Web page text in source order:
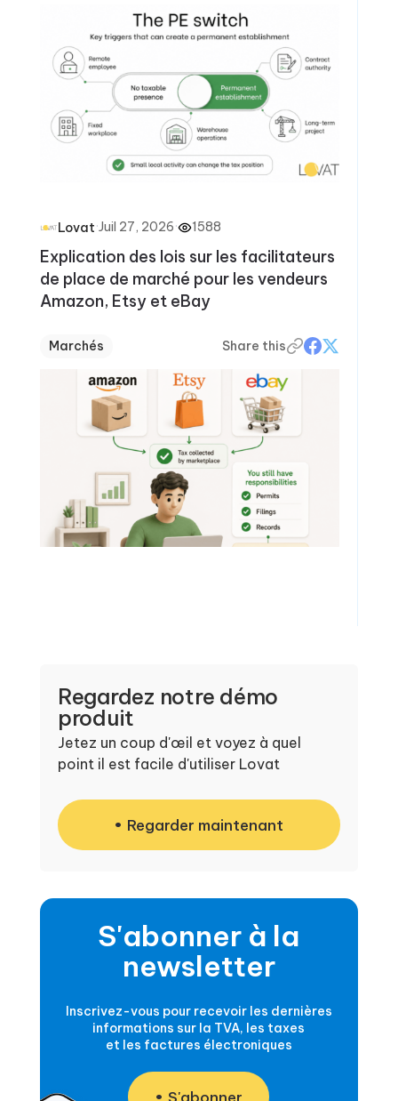
Lovat·Juil 27, 2026· 1588
Explication des lois sur les facilitateurs
de place de marché pour les vendeurs
Amazon, Etsy et eBay
Marchés Share this
Regardez notre démo
produit
Jetez un coup d'œil et voyez à quel
point il est facile d'utiliser Lovat
Regarder maintenant
S'abonner à la
newsletter
Inscrivez-vous pour recevoir les dernières
informations sur la TVA, les taxes
et les factures électroniques
S'abonner